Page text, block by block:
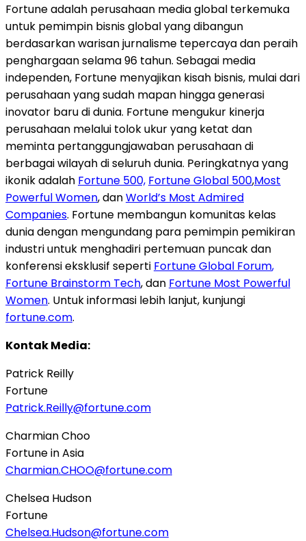
Fortune adalah perusahaan media global terkemuka
untuk pemimpin bisnis global yang dibangun
berdasarkan warisan jurnalisme tepercaya dan peraih
penghargaan selama 96 tahun. Sebagai media
independen, Fortune menyajikan kisah bisnis, mulai dari
perusahaan yang sudah mapan hingga generasi
inovator baru di dunia. Fortune mengukur kinerja
perusahaan melalui tolok ukur yang ketat dan
meminta pertanggungjawaban perusahaan di
berbagai wilayah di seluruh dunia. Peringkatnya yang
ikonik adalah Fortune 500, Fortune Global 500,Most
Powerful Women, danWorld’s Most Admired
Companies. Fortune membangun komunitas kelas
dunia dengan mengundang para pemimpin pemikiran
industri untuk menghadiri pertemuan puncak dan
konferensi eksklusif seperti Fortune Global Forum,
Fortune Brainstorm Tech, dan Fortune Most Powerful
Women. Untuk informasi lebih lanjut, kunjungi
fortune.com.
Kontak Media:
Patrick Reilly
Fortune
Patrick.Reilly@fortune.com
Charmian Choo
Fortune in Asia
Charmian.CHOO@fortune.com
Chelsea Hudson
Fortune
Chelsea.Hudson@fortune.com